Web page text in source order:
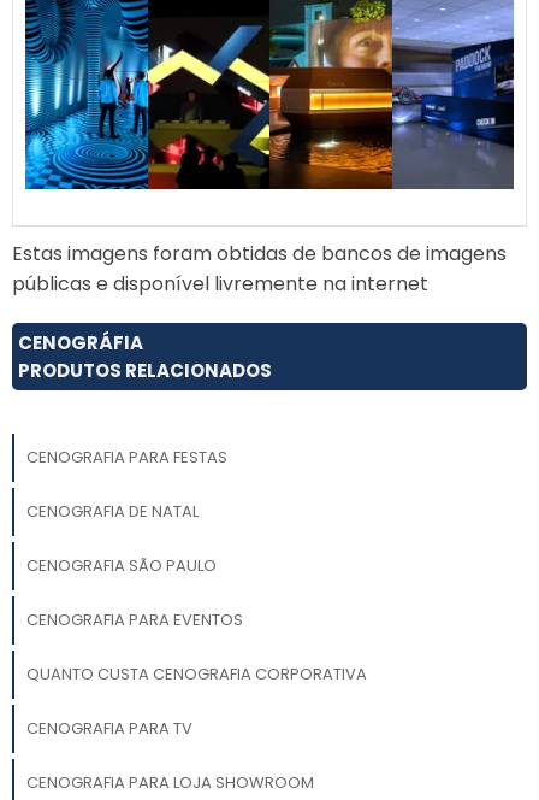
selecionando os melhores
materiais disponíveis no
mercado para garantir a
excelência dos nossos
produtos.
Estas imagens foram obtidas de bancos de imagens
públicas e disponível livremente na internet
CENOGRÁFIA
PRODUTOS RELACIONADOS
CENOGRAFIA PARA FESTAS
CENOGRAFIA DE NATAL
CENOGRAFIA SÃO PAULO
CENOGRAFIA PARA EVENTOS
QUANTO CUSTA CENOGRAFIA CORPORATIVA
CENOGRAFIA PARA TV
CENOGRAFIA PARA LOJA SHOWROOM